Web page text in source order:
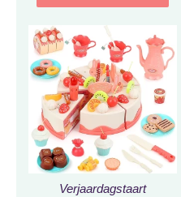
Verjaardagstaart